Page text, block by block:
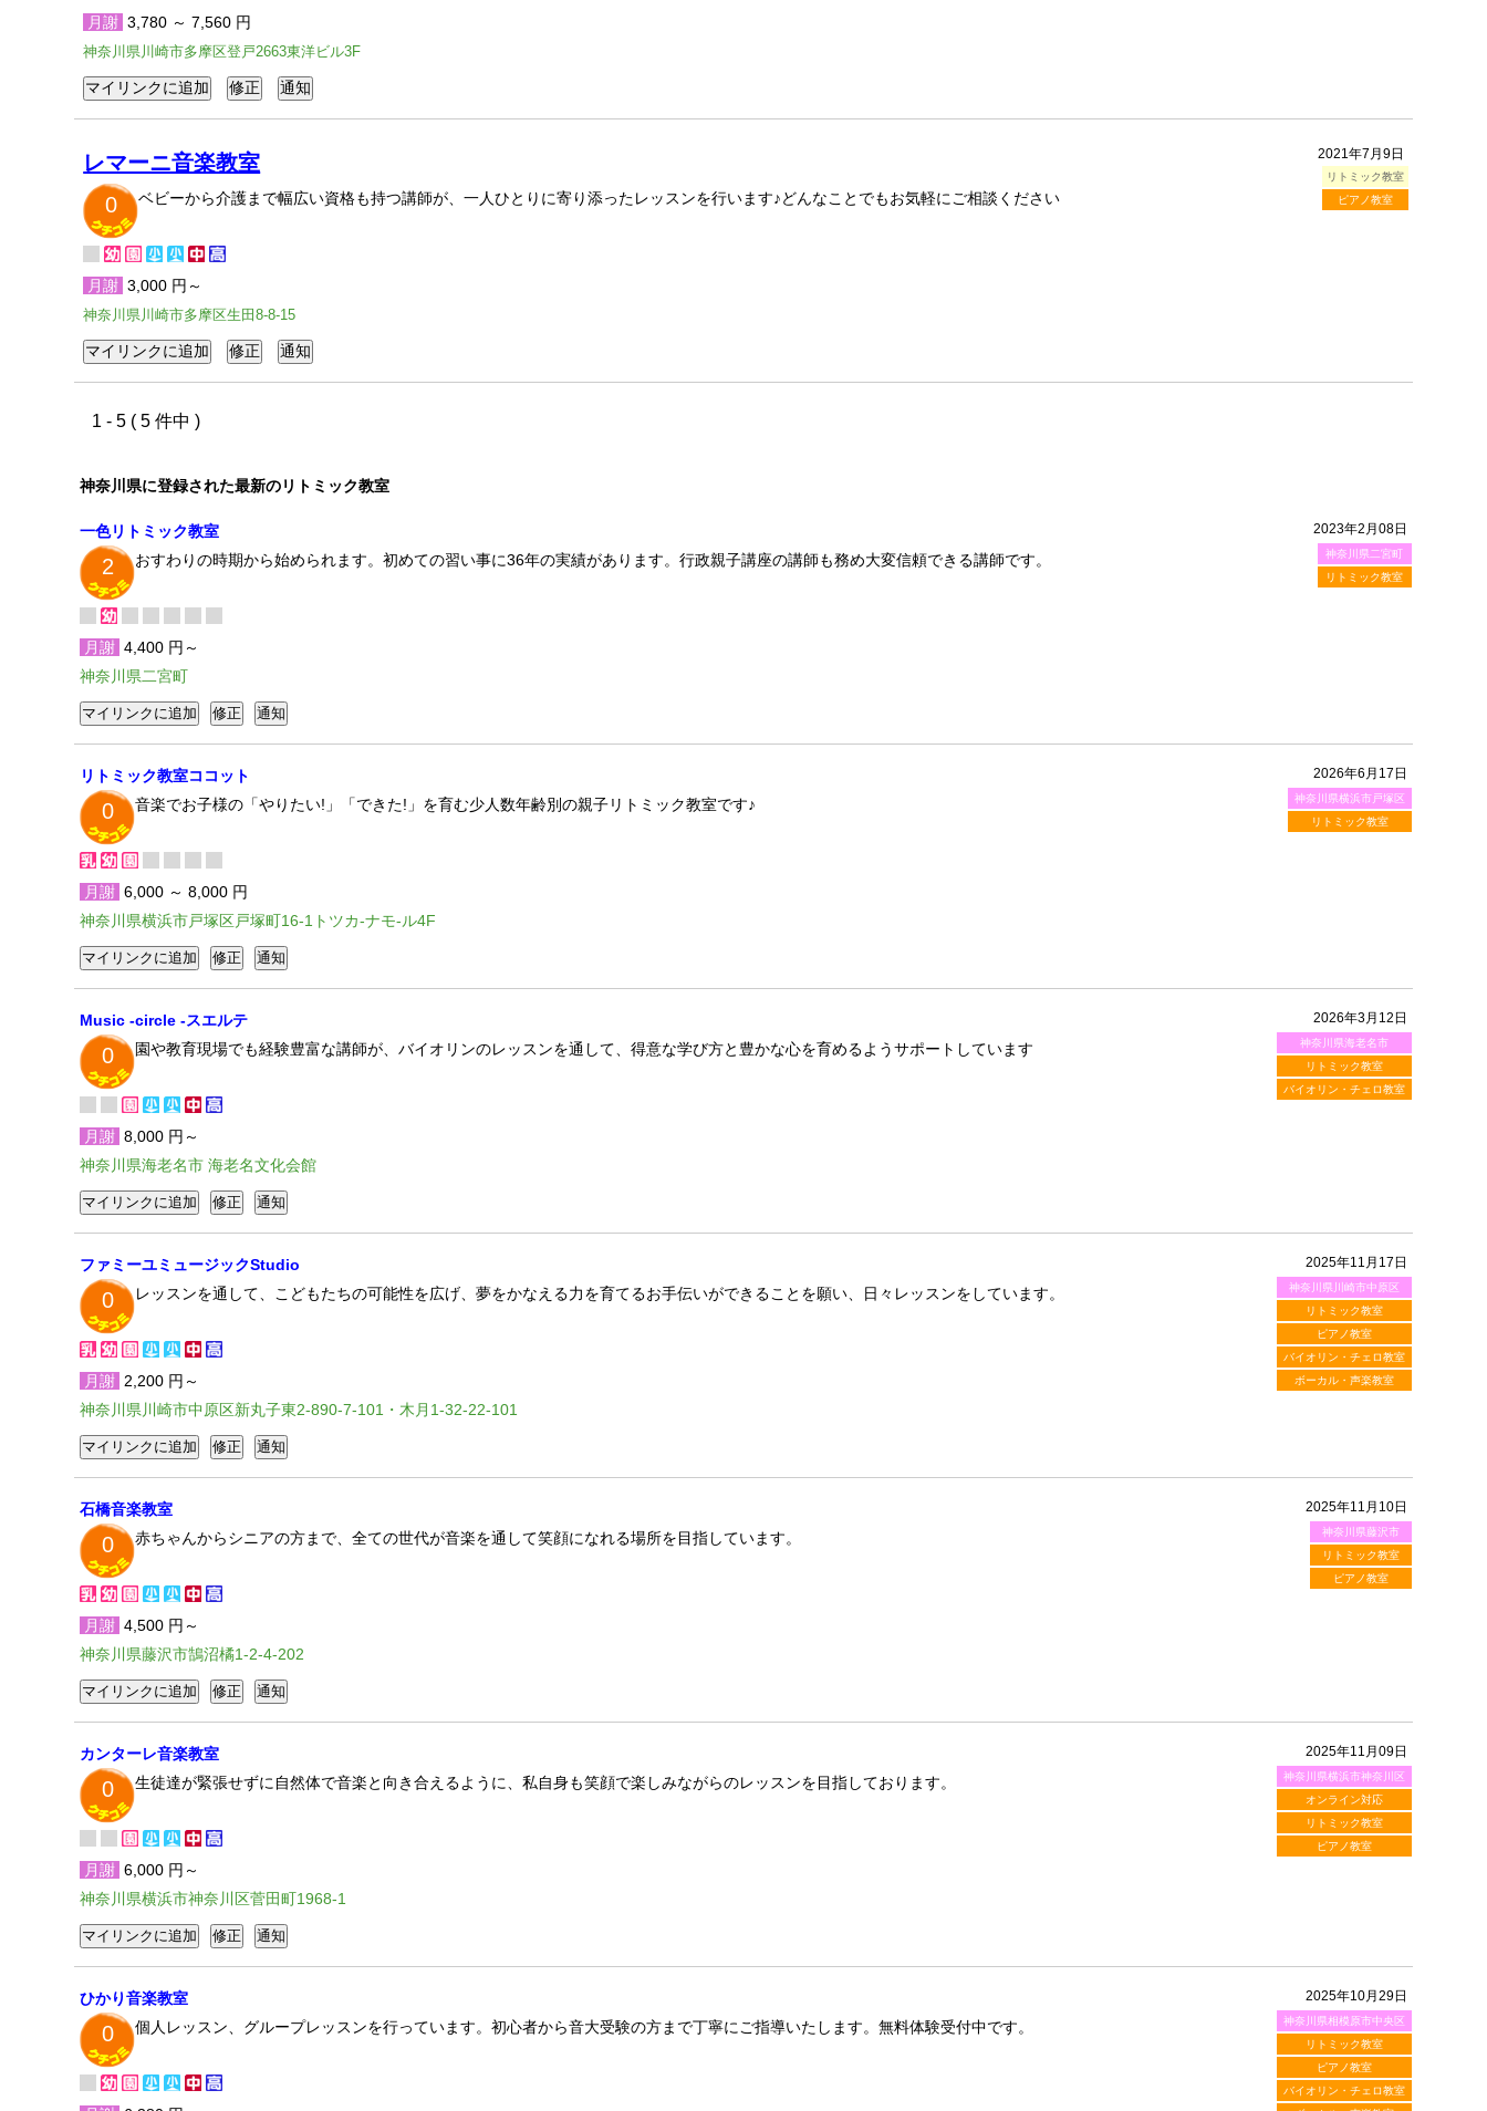
月謝 3,780 ～ 7,560 円
神奈川県川崎市多摩区登戸2663東洋ビル3F
2021年7月9日
リトミック教室
ピアノ教室
レマーニ音楽教室
0
ベビーから介護まで幅広い資格も持つ講師が、一人ひとりに寄り添ったレッスンを行います♪どんなことでもお気軽にご相談ください
月謝 3,000 円～
神奈川県川崎市多摩区生田8-8-15
1 - 5 ( 5 件中 )
神奈川県に登録された最新のリトミック教室
2023年2月08日
神奈川県二宮町
リトミック教室
一色リトミック教室
2 おすわりの時期から始められます。初めての習い事に36年の実績があります。行政親子講座の講師も務め大変信頼できる講師です。
月謝 4,400 円～
神奈川県二宮町
2026年6月17日
神奈川県横浜市戸塚区
リトミック教室
リトミック教室ココット
0 音楽でお子様の「やりたい!」「できた!」を育む少人数年齢別の親子リトミック教室です♪
月謝 6,000 ～ 8,000 円
神奈川県横浜市戸塚区戸塚町16-1トツカ-ナモ-ル4F
2026年3月12日
神奈川県海老名市
リトミック教室
バイオリン・チェロ教室
Music -circle -スエルテ
0 園や教育現場でも経験豊富な講師が、バイオリンのレッスンを通して、得意な学び方と豊かな心を育めるようサポートしています
月謝 8,000 円～
神奈川県海老名市 海老名文化会館
2025年11月17日
神奈川県川崎市中原区
リトミック教室
ピアノ教室
バイオリン・チェロ教室
ボーカル・声楽教室
ファミーユミュージックStudio
0 レッスンを通して、こどもたちの可能性を広げ、夢をかなえる力を育てるお手伝いができることを願い、日々レッスンをしています。
月謝 2,200 円～
神奈川県川崎市中原区新丸子東2-890-7-101・木月1-32-22-101
2025年11月10日
神奈川県藤沢市
リトミック教室
ピアノ教室
石橋音楽教室
0 赤ちゃんからシニアの方まで、全ての世代が音楽を通して笑顔になれる場所を目指しています。
月謝 4,500 円～
神奈川県藤沢市鵠沼橘1-2-4-202
2025年11月09日
神奈川県横浜市神奈川区
オンライン対応
リトミック教室
ピアノ教室
カンターレ音楽教室
0 生徒達が緊張せずに自然体で音楽と向き合えるように、私自身も笑顔で楽しみながらのレッスンを目指しております。
月謝 6,000 円～
神奈川県横浜市神奈川区菅田町1968-1
2025年10月29日
神奈川県相模原市中央区
リトミック教室
ピアノ教室
バイオリン・チェロ教室
ひかり音楽教室
0 個人レッスン、グループレッスンを行っています。初心者から音大受験の方まで丁寧にご指導いたします。無料体験受付中です。